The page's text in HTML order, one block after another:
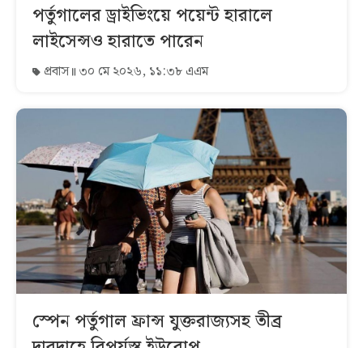
পর্তুগালের ড্রাইভিংয়ে পয়েন্ট হারালে
লাইসেন্সও হারাতে পারেন
প্রবাস ৩০ মে ২০২৬, ১১:৩৮ এএম
স্পেন পর্তুগাল ফ্রান্স যুক্তরাজ্যসহ তীব্র